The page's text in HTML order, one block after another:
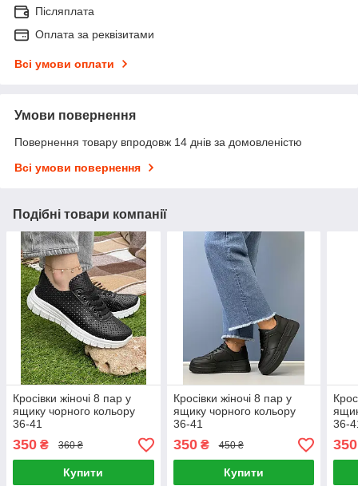
Післяплата
Оплата за реквізитами
Всі умови оплати
Умови повернення
Повернення товару впродовж 14 днів за домовленістю
Всі умови повернення
Подібні товари компанії
Кросівки жіночі 8 пар у
ящику чорного кольору
36-41
350 ₴ 360 ₴
Купити
Кросівки жіночі 8 пар у
ящику чорного кольору
36-41
350₴ 450 ₴
Купити
36-
350